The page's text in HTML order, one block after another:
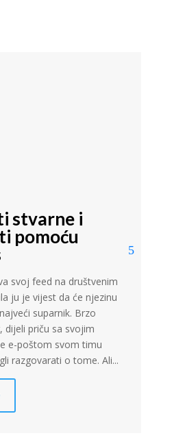
stvarne i
pomoću
svoj feed na društvenim
ju je vijest da će njezinu
suparnik. Brzo
priču sa svojim
e-poštom svom timu
razgovarati o tome. Ali...